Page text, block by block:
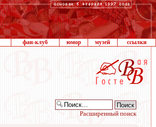
фан-клуб юмор музей ссылки
Расширенный поиск